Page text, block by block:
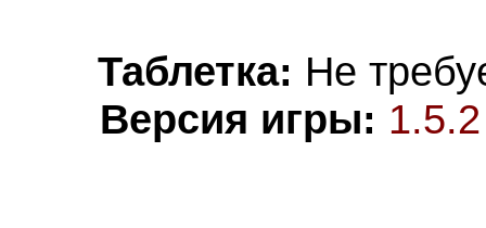
Таблетка: Не
Версия игры: 1.5.2